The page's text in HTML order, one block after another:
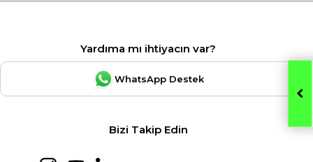
Yardıma mı ihtiyacın var?
WhatsApp Destek
Bizi Takip Edin